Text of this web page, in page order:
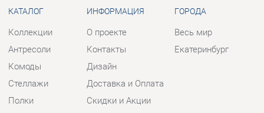
Полки
Шкафы
Комплектующие
Скидки и Акции
Гарантия
Помощь
КОНТАКТЫ
Шоурум и склад самовывоза